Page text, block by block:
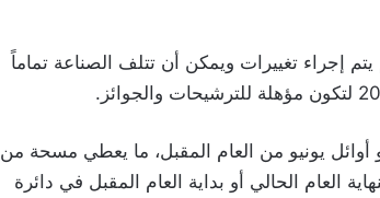
إجراء تغييرات ويمكن أن تتلف الصناعة تماماً
.
أوائل يونيو من العام المقبل، ما يعطي مسحة من
العام الحالي أو بداية العام المقبل في دائرة